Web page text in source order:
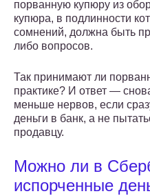
порванную купюру из
купюра, в подлинности
сомнений, должна быть
либо вопросов.
Так принимают ли
практике? И ответ —
меньше нервов, если
деньги в банк, а не
продавцу.
Можно ли в
испорченные